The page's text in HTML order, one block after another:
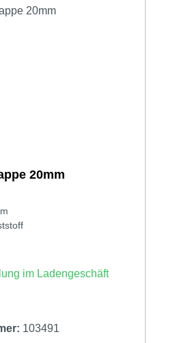
20mm
im Ladengeschäft
103491